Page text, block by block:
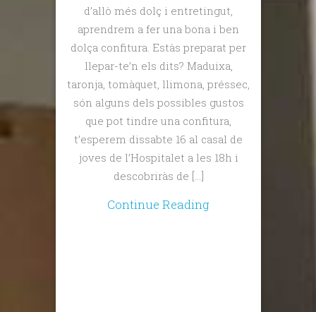
d’allò més dolç i entretingut,
aprendrem a fer una bona i ben
dolça confitura. Estàs preparat per
llepar-te’n els dits? Maduixa,
taronja, tomàquet, llimona, préssec,
són alguns dels possibles gustos
que pot tindre una confitura,
t’esperem dissabte 16 al casal de
joves de l’Hospitalet a les 18h i
descobriràs de […]
Continue Reading